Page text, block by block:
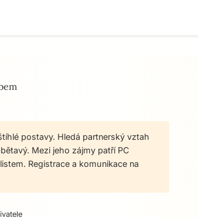
postavy. Hledá partnerský vztah
Mezi jeho zájmy patří PC
Registrace a komunikace na